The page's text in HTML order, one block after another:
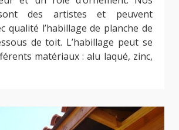
des artistes et peuvent
qualité l’habillage de planche de
de toit. L’habillage peut se
matériaux : alu laqué, zinc,